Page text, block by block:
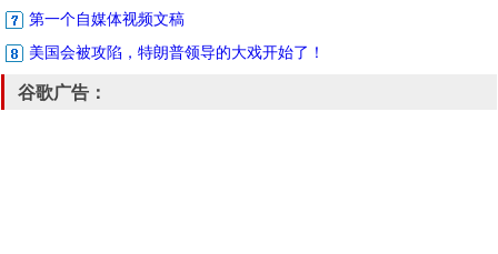
第一个自媒体视频文稿
美国会被攻陷，特朗普领导的大戏开始了！
谷歌广告：